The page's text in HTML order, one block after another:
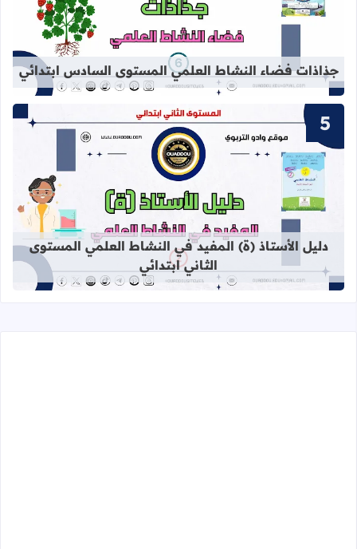
قراءة المزيد عن جذاذات فضاء
جذاذات فضاء النشاط العلمي المستوى السادس ابتدائي
قراءة المزيد عن دليل الأستاذ (ة)
دليل الأستاذ (ة) المفيد في النشاط العلمي المستوى
الثاني ابتدائي